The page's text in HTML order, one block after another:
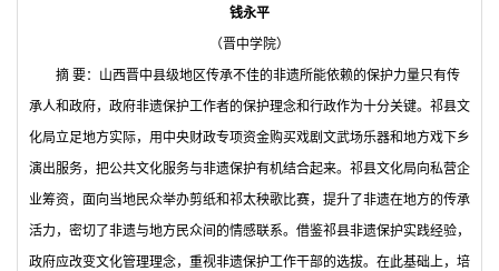
钱永平
（晋中学院）
摘 要：山西晋中县级地区传承不佳的非遗所能依赖的保护力量只有传
承人和政府，政府非遗保护工作者的保护理念和行政作为十分关键。祁县文
化局立足地方实际，用中央财政专项资金购买戏剧文武场乐器和地方戏下乡
演出服务，把公共文化服务与非遗保护有机结合起来。祁县文化局向私营企
业筹资，面向当地民众举办剪纸和祁太秧歌比赛，提升了非遗在地方的传承
活力，密切了非遗与地方民众间的情感联系。借鉴祁县非遗保护实践经验，
政府应改变文化管理理念，重视非遗保护工作干部的选拔。在此基础上，培